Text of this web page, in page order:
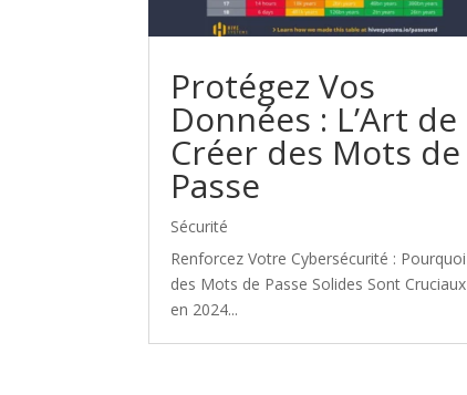
Protégez Vos
Données : L’Art de
Créer des Mots de
Passe
Sécurité
Renforcez Votre Cybersécurité : Pourquoi
des Mots de Passe Solides Sont Cruciaux
en 2024...